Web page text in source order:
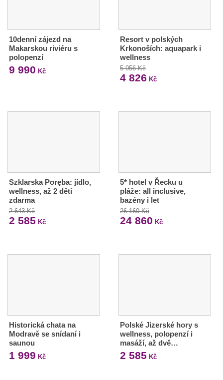
10denní zájezd na
Makarskou riviéru s
polopenzí
9 990 Kč
Resort v polských
Krkonoších: aquapark i
wellness
5 056 Kč
4 826 Kč
Szklarska Poręba: jídlo,
wellness, až 2 děti
zdarma
2 643 Kč
2 585 Kč
5* hotel v Řecku u
pláže: all inclusive,
bazény i let
26 160 Kč
24 860 Kč
Historická chata na
Modravě se snídaní i
saunou
1 999 Kč
Polské Jizerské hory s
wellness, polopenzí i
masáží, až dvě…
2 585 Kč